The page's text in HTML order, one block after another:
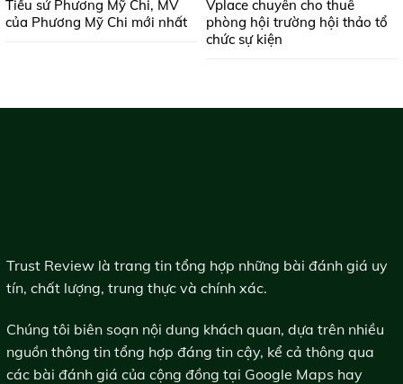
Tiểu sử Phương Mỹ Chi, MV
của Phương Mỹ Chi mới nhất
Vplace chuyên cho thuê
phòng hội trường hội thảo tổ
chức sự kiện
Trust Review là trang tin tổng hợp những bài đánh giá uy
tín, chất lượng, trung thực và chính xác.
Chúng tôi biên soạn nội dung khách quan, dựa trên nhiều
nguồn thông tin tổng hợp đáng tin cậy, kể cả thông qua
các bài đánh giá của cộng đồng tại Google Maps hay